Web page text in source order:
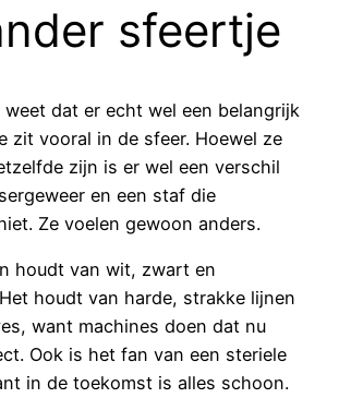
sfeertje
dat er echt wel een belangrijk
zit vooral in de sfeer. Hoewel ze
zijn is er wel een verschil
en een staf die
Ze voelen gewoon anders.
houdt van wit, zwart en
houdt van harde, strakke lijnen
want machines doen dat nu
Ook is het fan van een steriele
in de toekomst is alles schoon.